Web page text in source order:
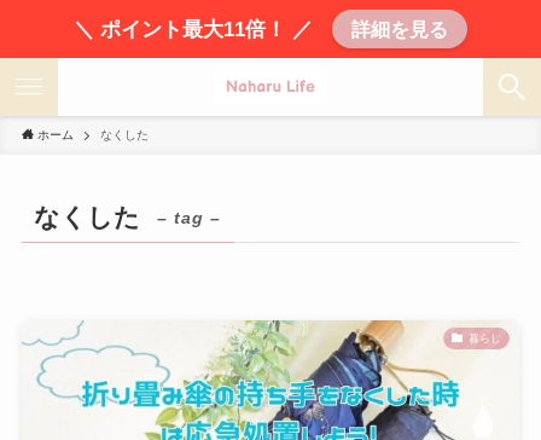
＼ ポイント最大11倍！ ／ 詳細を見る
ホーム なくした
なくした – tag –
暮らし